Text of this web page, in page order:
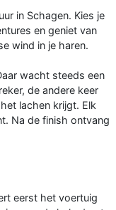
in Schagen. Kies je
en geniet van
wind in je haren.
wacht steeds een
de andere keer
lachen krijgt. Elk
Na de finish ontvang
eerst het voertuig